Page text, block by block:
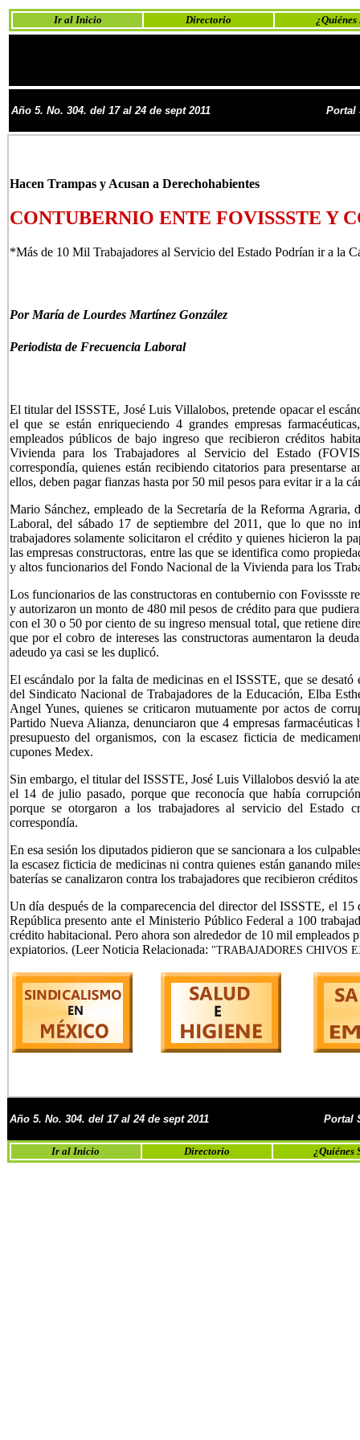
Ir al Inicio Directorio ¿Quiénes
Año 5. No. 304. del 17 al 24 de sept 2011 Portal
Hacen Trampas y Acusan a Derechohabientes
CONTUBERNIO ENTE FOVISSSTE Y
*Más de 10 Mil Trabajadores al Servicio del Estado Podrían ir a la
Por María de Lourdes Martínez González
Periodista de Frecuencia Laboral
El titular del ISSSTE, José Luis Villalobos, pretende opacar el
el que se están enriqueciendo 4 grandes empresas
empleados públicos de bajo ingreso que recibieron créditos
Vivienda para los Trabajadores al Servicio del Estado
correspondía, quienes están recibiendo citatorios para
ellos, deben pagar fianzas hasta por 50 mil pesos para evitar ir a la
Mario Sánchez, empleado de la Secretaría de la Reforma Agraria,
Laboral, del sábado 17 de septiembre del 2011, que lo que no
trabajadores solamente solicitaron el crédito y quienes hicieron la
las empresas constructoras, entre las que se identifica como
y altos funcionarios del Fondo Nacional de la Vivienda para los
Los funcionarios de las constructoras en contubernio con Fovissste
y autorizaron un monto de 480 mil pesos de crédito para que
con el 30 o 50 por ciento de su ingreso mensual total, que retiene
que por el cobro de intereses las constructoras aumentaron la
adeudo ya casi se les duplicó.
El escándalo por la falta de medicinas en el ISSSTE, que se
del Sindicato Nacional de Trabajadores de la Educación, Elba
Angel Yunes, quienes se criticaron mutuamente por actos de
Partido Nueva Alianza, denunciaron que 4 empresas
presupuesto del organismos, con la escasez ficticia de
cupones Medex.
Sin embargo, el titular del ISSSTE, José Luis Villalobos desvió la
el 14 de julio pasado, porque que reconocía que había
porque se otorgaron a los trabajadores al servicio del Estado
correspondía.
En esa sesión los diputados pidieron que se sancionara a los
la escasez ficticia de medicinas ni contra quienes están ganando
baterías se canalizaron contra los trabajadores que recibieron
Un día después de la comparecencia del director del ISSSTE, el
República presento ante el Ministerio Público Federal a 100
crédito habitacional. Pero ahora son alrededor de 10 mil empleados
expiatorios. (Leer Noticia Relacionada: "TRABAJADORES CHIVOS
Año 5. No. 304. del 17 al 24 de sept 2011 Portal
Ir al Inicio Directorio ¿Quiénes